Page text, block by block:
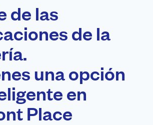
Programa tu recogida
Abierto 24/7
de las
de la
una opción
en
Place